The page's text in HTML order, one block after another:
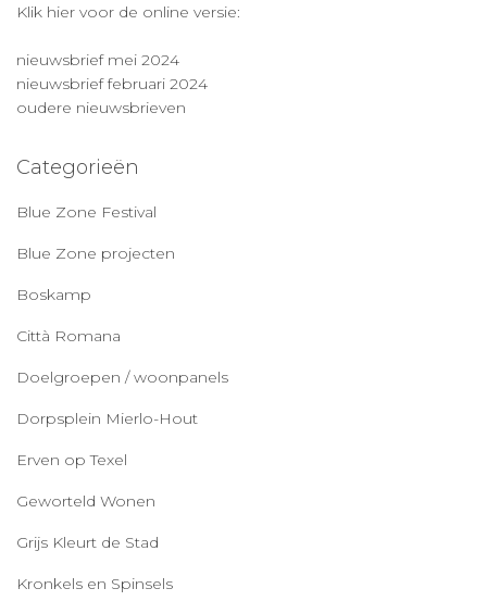
Klik hier voor de online versie:
nieuwsbrief mei 2024
nieuwsbrief februari 2024
oudere nieuwsbrieven
Categorieën
Blue Zone Festival
Blue Zone projecten
Boskamp
Città Romana
Doelgroepen / woonpanels
Dorpsplein Mierlo-Hout
Erven op Texel
Geworteld Wonen
Grijs Kleurt de Stad
Kronkels en Spinsels